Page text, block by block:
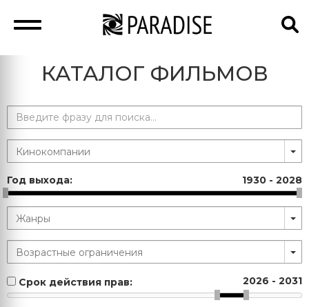
КАТАЛОГ ФИЛЬМОВ
Год выхода: 1930 - 2028
Срок действия прав: 2026 - 2031